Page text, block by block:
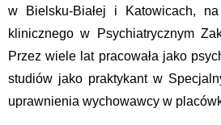
w Bielsku-Białej i Katowicach,
klinicznego w Psychiatrycznym
Przez wiele lat pracowała jako
studiów jako praktykant w
uprawnienia wychowawcy w